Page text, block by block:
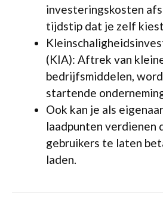
investeringskosten
tijdstip dat je zelf
(KIA): Aftrek van
bedrijfsmiddelen,
startende
Ook kan je als
laadpunten verdienen
gebruikers te laten
laden.